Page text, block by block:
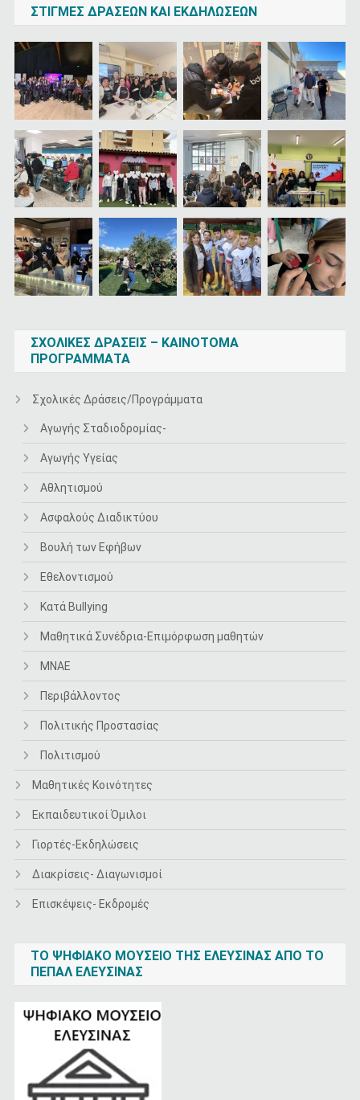
ΣΤΙΓΜΈΣ ΔΡΆΣΕΩΝ ΚΑΙ ΕΚΔΗΛΏΣΕΩΝ
ΣΧΟΛΙΚΕΣ ΔΡΑΣΕΙΣ – ΚΑΙΝΟΤΟΜΑ
ΠΡΟΓΡΑΜΜΑΤΑ
Σχολικές Δράσεις/Προγράμματα
Αγωγής Σταδιοδρομίας-
Αγωγής Υγείας
Αθλητισμού
Ασφαλούς Διαδικτύου
Βουλή των Εφήβων
Εθελοντισμού
Κατά Bullying
Μαθητικά Συνέδρια-Επιμόρφωση μαθητών
ΜΝΑΕ
Περιβάλλοντος
Πολιτικής Προστασίας
Πολιτισμού
Μαθητικές Κοινότητες
Εκπαιδευτικοί Όμιλοι
Γιορτές-Εκδηλώσεις
Διακρίσεις- Διαγωνισμοί
Επισκέψεις- Εκδρομές
ΤΟ ΨΗΦΙΑΚΌ ΜΟΥΣΕΊΟ ΤΗΣ ΕΛΕΥΣΊΝΑΣ ΑΠΌ ΤΟ
ΠΕΠΑΛ ΕΛΕΥΣΊΝΑΣ